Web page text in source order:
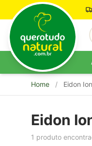
Pular para o conteúdo
Home / Eidon
Eidon
1 produto